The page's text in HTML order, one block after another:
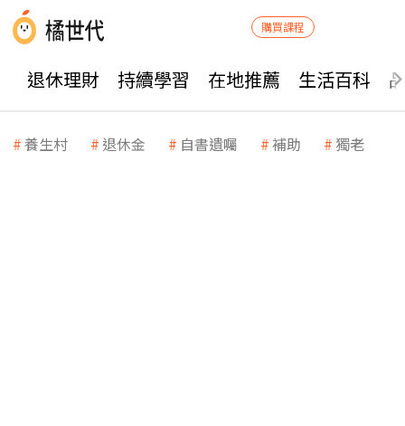
購買課程
退休理財 持續學習 在地推薦 生活百科
養生村 退休金 自書遺囑 補助 獨老